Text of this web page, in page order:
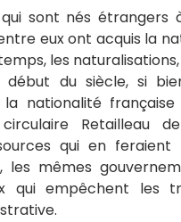
sont nés étrangers
eux ont acquis la
les
début du siècle, si
la nationalité
Retailleau
qui en
les mêmes
qui empêchent les